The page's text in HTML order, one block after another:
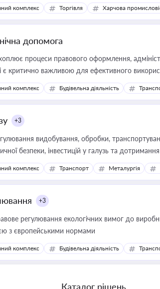
комплекс Торгівля Харчова
допомога
процеси правового оформлення,
і є критично важливою для ефективного
комплекс Будівельна діяльність
+3
видобування, обробки,
безпеки, інвестицій у галузь та
комплекс Транспорт Металургія
+3
регулювання екологічних вимог до
з європейськими нормами
комплекс Будівельна діяльність
Каталог рішень